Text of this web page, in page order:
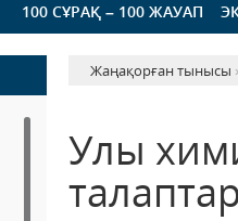
100 СҰРАҚ – 100 ЖАУАП
Жаңақорған тынысы
Улы